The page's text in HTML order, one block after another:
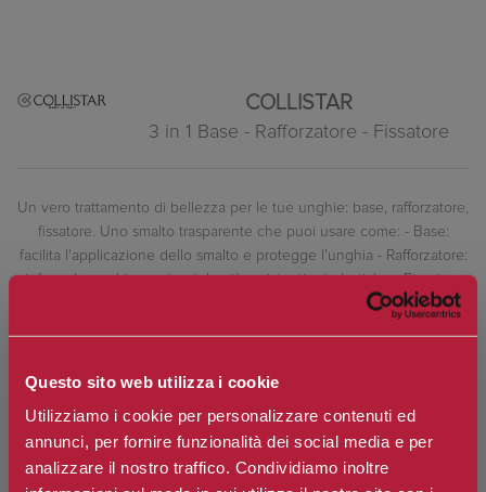
Questo sito web utilizza i cookie
Utilizziamo i cookie per personalizzare contenuti ed
annunci, per fornire funzionalità dei social media e per
analizzare il nostro traffico. Condividiamo inoltre
COLLISTAR
3 in 1 Base - Rafforzatore - Fissatore
Un vero trattamento di bellezza per le tue unghie: base, rafforzatore,
fissatore. Uno smalto trasparente che puoi usare come: - Base:
facilita l'applicazione dello smalto e protegge l'unghia - Rafforzatore:
rinforza le unghie rendendole più resistenti ed elastiche - Fissatore:
accentua la luminosità dello smalto e lo fa durare più a lungo.
Disponibilità: Si
*